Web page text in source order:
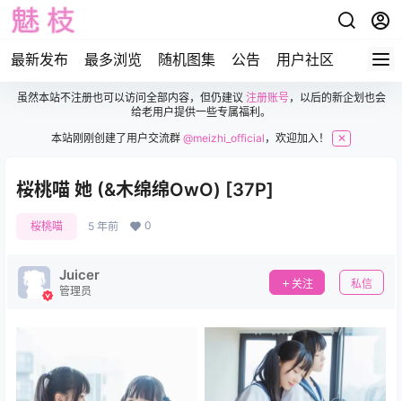
最新发布 最多浏览 随机图集 公告 用户社区
虽然本站不注册也可以访问全部内容，但仍建议 注册账号，以后的新企划也会
给老用户提供一些专属福利。
本站刚刚创建了用户交流群@meizhi_official ，欢迎加入！ ✕
桜桃喵 她 (&木绵绵OwO) [37P]
桜桃喵 5 年前 0
Juicer
管理员
关注 私信